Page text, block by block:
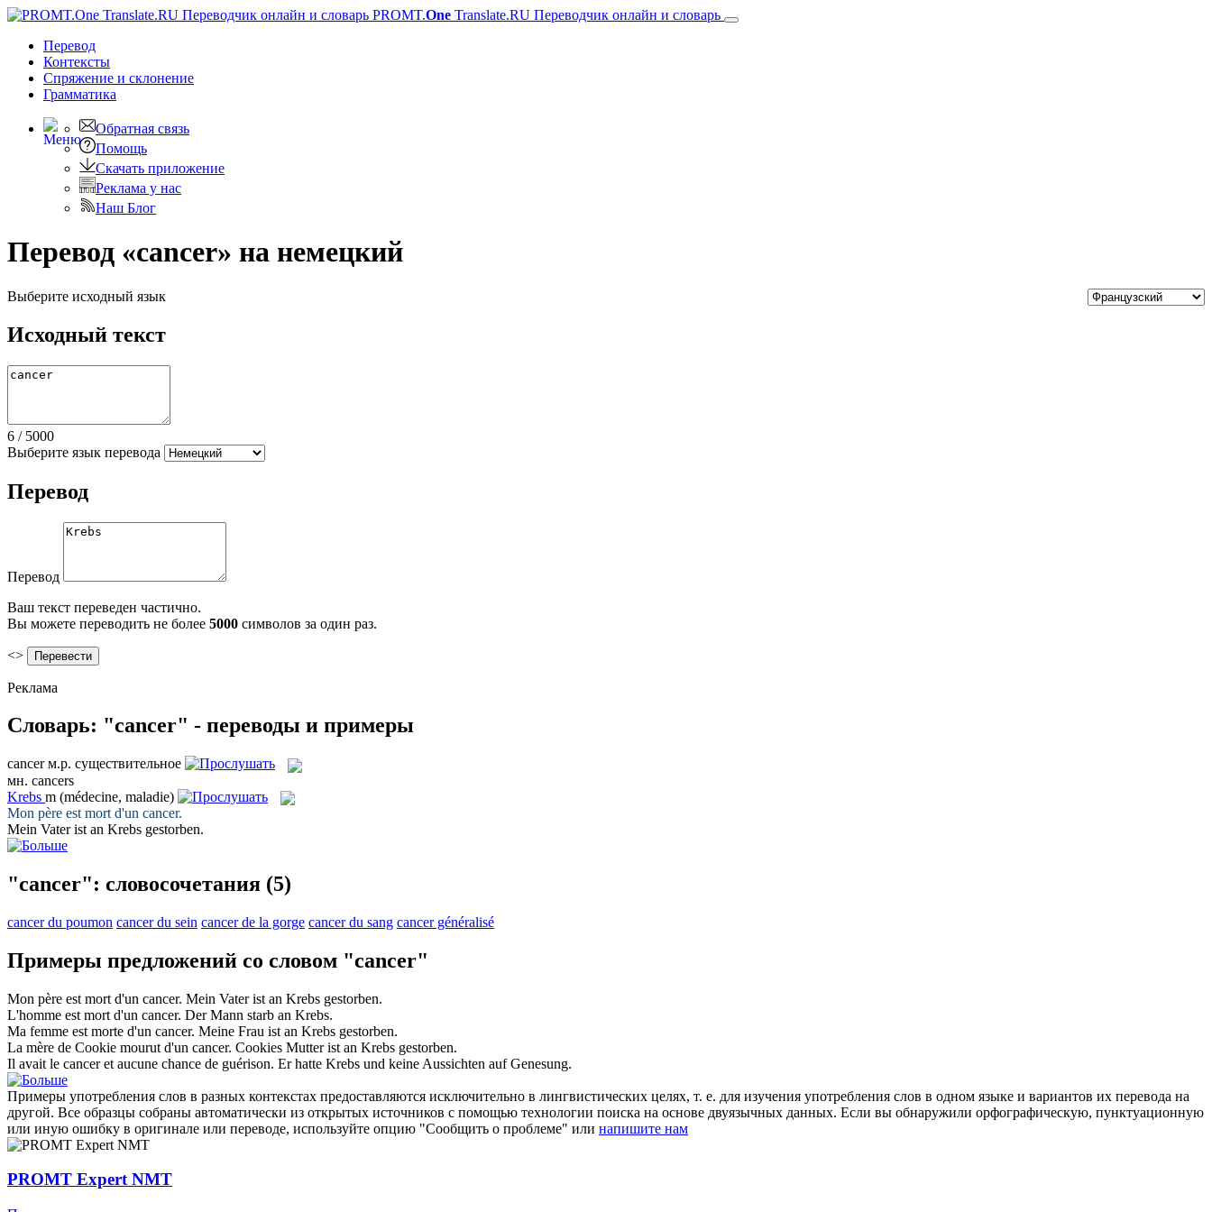
PROMT.One Translate.RU Переводчик онлайн и словарь
Перевод
Контексты
Спряжение и склонение
Грамматика
Обратная связь
Помощь
Скачать приложение
Реклама у нас
Наш Блог
Перевод «cancer» на немецкий
Выберите исходный язык
Исходный текст
6 / 5000
Выберите язык перевода
Перевод
Перевод
Ваш текст переведен частично.
Вы можете переводить не более 5000 символов за один раз.
<>
Реклама
Словарь: "cancer" - переводы и примеры
cancer м.р. существительное
мн. cancers
Krebs m (médecine, maladie)
Mon père est mort d'un cancer.
Mein Vater ist an Krebs gestorben.
"cancer": словосочетания (5)
cancer du poumon cancer du sein cancer de la gorge cancer du sang cancer généralisé
Примеры предложений со словом "cancer"
Mon père est mort d'un cancer. Mein Vater ist an Krebs gestorben.
L'homme est mort d'un cancer. Der Mann starb an Krebs.
Ma femme est morte d'un cancer. Meine Frau ist an Krebs gestorben.
La mère de Cookie mourut d'un cancer. Cookies Mutter ist an Krebs gestorben.
Il avait le canceret aucune chance de guérison. Er hatte Krebs und keine Aussichten auf Genesung.
Примеры употребления слов в разных контекстах предоставляются исключительно в лингвистических целях, т. е. для изучения употребления слов в одном языке и вариантов их перевода на
другой. Все образцы собраны автоматически из открытых источников с помощью технологии поиска на основе двуязычных данных. Если вы обнаружили орфографическую, пунктуационную
или иную ошибку в оригинале или переводе, используйте опцию "Сообщить о проблеме" или напишите нам
PROMT Expert NMT